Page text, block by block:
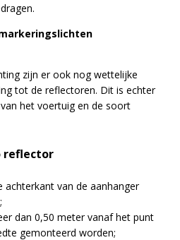
zijn er ook nog wettelijke
tot de reflectoren. Dit is echter
het voertuig en de soort
reflector
achterkant van de aanhanger
dan 0,50 meter vanaf het punt
gemonteerd worden;